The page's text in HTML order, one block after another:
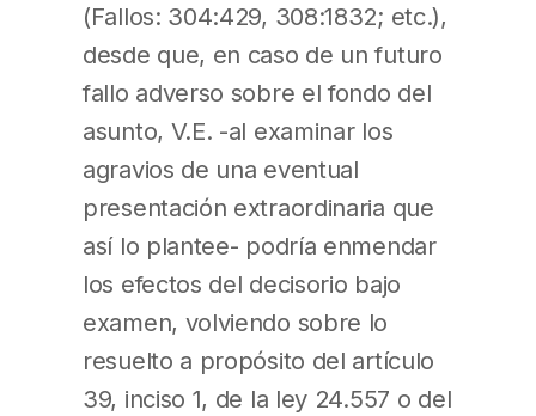
(Fallos: 304:429, 308:1832; etc.),
desde que, en caso de un futuro
fallo adverso sobre el fondo del
asunto, V.E. -al examinar los
agravios de una eventual
presentación extraordinaria que
así lo plantee- podría enmendar
los efectos del decisorio bajo
examen, volviendo sobre lo
resuelto a propósito del artículo
39, inciso 1, de la ley 24.557 o del